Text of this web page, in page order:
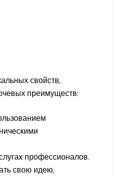
свойств,
преимуществ:
профессионалов.
свою идею,